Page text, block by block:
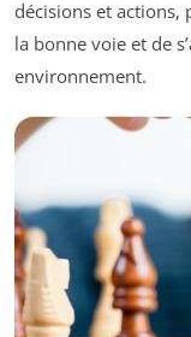
décisions et actions,
la bonne voie et de
environnement.